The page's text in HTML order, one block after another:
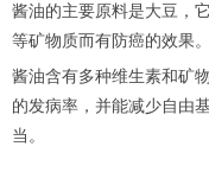
酱油的主要原料是大豆，
等矿物质而有防癌的效果。
酱油含有多种维生素和矿
的发病率，并能减少自由
当。